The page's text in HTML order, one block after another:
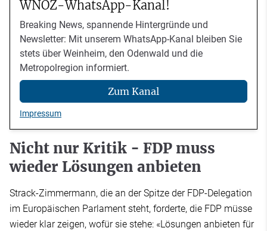
WNOZ-WhatsApp-Kanal!
Breaking News, spannende Hintergründe und
Newsletter: Mit unserem WhatsApp-Kanal bleiben Sie
stets über Weinheim, den Odenwald und die
Metropolregion informiert.
Zum Kanal
Impressum
Nicht nur Kritik - FDP muss
wieder Lösungen anbieten
Strack-Zimmermann, die an der Spitze der FDP-Delegation
im Europäischen Parlament steht, forderte, die FDP müsse
wieder klar zeigen, wofür sie stehe: «Lösungen anbieten für